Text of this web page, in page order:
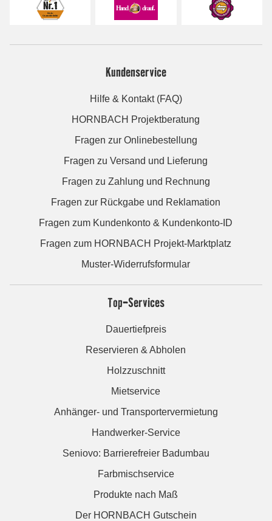
Kundenservice
Hilfe & Kontakt (FAQ)
HORNBACH Projektberatung
Fragen zur Onlinebestellung
Fragen zu Versand und Lieferung
Fragen zu Zahlung und Rechnung
Fragen zur Rückgabe und Reklamation
Fragen zum Kundenkonto & Kundenkonto-ID
Fragen zum HORNBACH Projekt-Marktplatz
Muster-Widerrufsformular
Top-Services
Dauertiefpreis
Reservieren & Abholen
Holzzuschnitt
Mietservice
Anhänger- und Transportervermietung
Handwerker-Service
Seniovo: Barrierefreier Badumbau
Farbmischservice
Produkte nach Maß
Der HORNBACH Gutschein